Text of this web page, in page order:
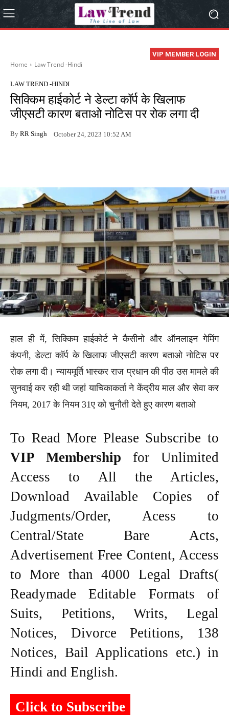
VIP MEMBER LOGIN
Home Law Trend -Hindi
LAW TREND -HINDI
सिक्किम हाईकोर्ट ने डेल्टा कॉर्प के खिलाफ
जीएसटी कारण बताओ नोटिस पर रोक लगा दी
By RR Singh October 24, 2023 10:52 AM
हाल ही में, सिक्किम हाईकोर्ट ने कैसीनो और ऑनलाइन गेमिंग
कंपनी, डेल्टा कॉर्प के खिलाफ जीएसटी कारण बताओ नोटिस पर
रोक लगा दी। न्यायमूर्ति भास्कर राज प्रधान की पीठ उस मामले की
सुनवाई कर रही थी जहां याचिकाकर्ता ने केंद्रीय माल और सेवा कर
नियम, 2017 के नियम 31ए को चुनौती देते हुए कारण बताओ
To Read More Please Subscribe to
VIP Membership for Unlimited
Access to All the Articles,
Download Available Copies of
Judgments/Order, Acess to
Central/State Bare Acts,
Advertisement Free Content, Access
to More than 4000 Legal Drafts(
Readymade Editable Formats of
Suits, Petitions, Writs, Legal
Notices, Divorce Petitions, 138
Notices, Bail Applications etc.) in
Hindi and English.
Click to Subscribe